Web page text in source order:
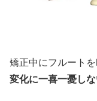
矯正中にフルート
変化に一喜一憂し